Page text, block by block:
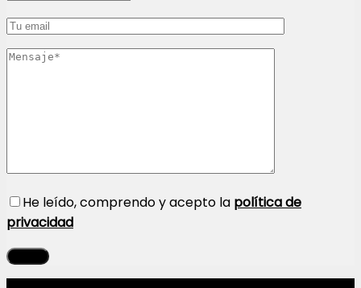
He leído, comprendo y acepto la política de
privacidad